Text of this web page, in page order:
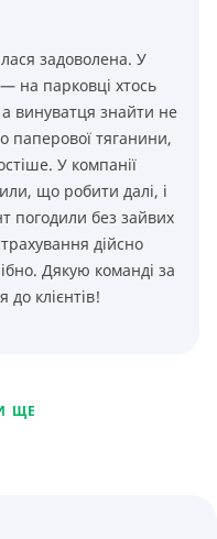
задоволена. У
на парковці хтось
винуватця знайти не
паперової тяганини,
У компанії
що робити далі, і
погодили без зайвих
дійсно
Дякую команді за
до клієнтів!
ЩЕ